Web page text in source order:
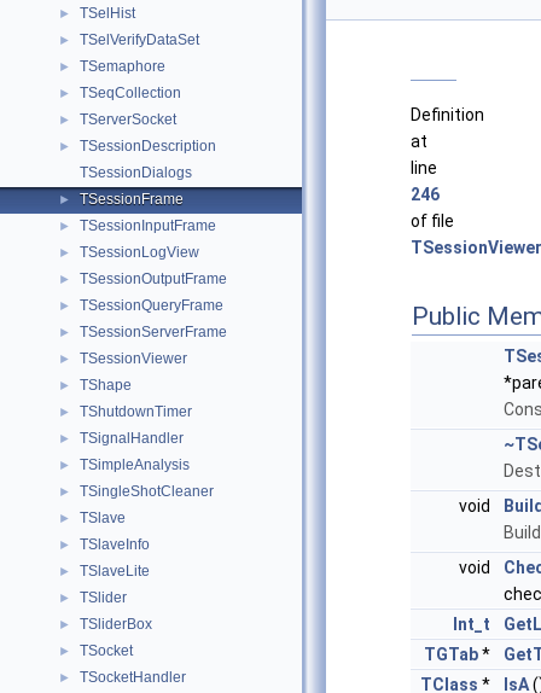
► TSelHist
► TSelVerifyDataSet
► TSemaphore
► TSeqCollection
► TServerSocket
►
TSessionDescription
TSessionDialogs
► TSessionFrame
► TSessionInputFrame
► TSessionLogView
► TSessionOutputFrame
► TSessionQueryFrame
► TSessionServerFrame
► TSessionViewer
► TShape
► TShutdownTimer
► TSignalHandler
► TSimpleAnalysis
► TSingleShotCleaner
► TSlave
► TSlaveInfo
► TSlaveLite
► TSlider
► TSliderBox
► TSocket
► TSocketHandler
Definition
at
line
246
of file
Public
void
void
Int_t
TGTab*
TClass * IsA